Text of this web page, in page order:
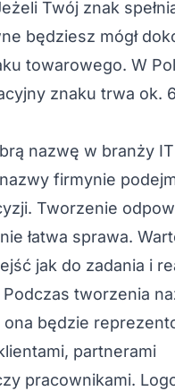
Twój znak
będziesz mógł
towarowego. W
znaku trwa ok.
nazwę w branży IT
nazwy firmynie
Tworzenie
łatwa sprawa.
jak do zadania i
tworzenia
ona będzie
partnerami
pracownikami.